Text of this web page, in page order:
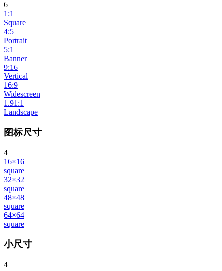
6
1:1
Square
4:5
Portrait
5:1
Banner
9:16
Vertical
16:9
Widescreen
1.91:1
Landscape
图标尺寸
4
16×16
square
32×32
square
48×48
square
64×64
square
小尺寸
4